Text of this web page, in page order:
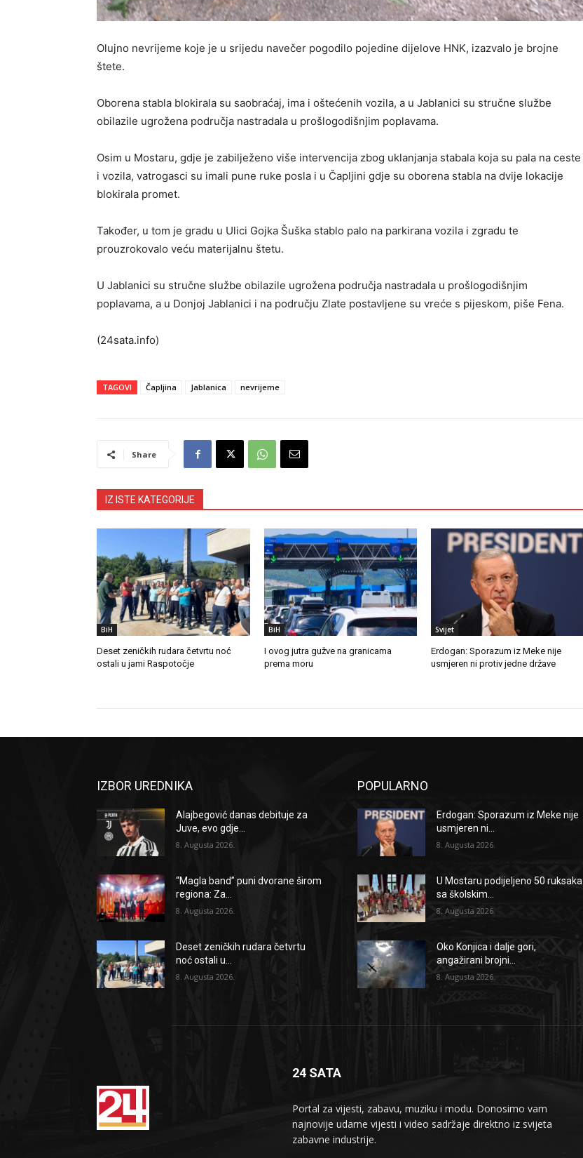
Olujno nevrijeme koje je u srijedu navečer pogodilo pojedine dijelove HNK, izazvalo je brojne
štete.
Oborena stabla blokirala su saobraćaj, ima i oštećenih vozila, a u Jablanici su stručne službe
obilazile ugrožena područja nastradala u prošlogodišnjim poplavama.
Osim u Mostaru, gdje je zabilježeno više intervencija zbog uklanjanja stabala koja su pala na ceste
i vozila, vatrogasci su imali pune ruke posla i u Čapljini gdje su oborena stabla na dvije lokacije
blokirala promet.
Također, u tom je gradu u Ulici Gojka Šuška stablo palo na parkirana vozila i zgradu te
prouzrokovalo veću materijalnu štetu.
U Jablanici su stručne službe obilazile ugrožena područja nastradala u prošlogodišnjim
poplavama, a u Donjoj Jablanici i na području Zlate postavljene su vreće s pijeskom, piše Fena.
(24sata.info)
TAGOVI Čapljina Jablanica nevrijeme
Share
IZ ISTE KATEGORIJE
BiH
Deset zeničkih rudara četvrtu noć
ostali u jami Raspotočje
BiH
I ovog jutra gužve na granicama
prema moru
Svijet
Erdogan: Sporazum iz Meke nije
usmjeren ni protiv jedne države
IZBOR UREDNIKA
Alajbegović danas debituje za
Juve, evo gdje...
8. Augusta 2026.
“Magla band” puni dvorane širom
regiona: Za...
8. Augusta 2026.
Deset zeničkih rudara četvrtu
noć ostali u...
8. Augusta 2026.
POPULARNO
Erdogan: Sporazum iz Meke nije
usmjeren ni...
8. Augusta 2026.
U Mostaru podijeljeno 50 ruksaka
sa školskim...
8. Augusta 2026.
Oko Konjica i dalje gori,
angažirani brojni...
8. Augusta 2026.
24 SATA
Portal za vijesti, zabavu, muziku i modu. Donosimo vam
najnovije udarne vijesti i video sadržaje direktno iz svijeta
zabavne industrije.